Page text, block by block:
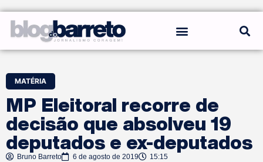
MATÉRIA
MP Eleitoral recorre de
decisão que absolveu 19
deputados e ex-deputados
Bruno Barreto 6 de agosto de 2019 15:15